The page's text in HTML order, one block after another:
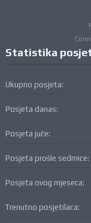
Statistika
Ukupno posjeta:
Posjeta danas:
Posjeta juče:
Posjeta prošle sedmice:
Posjeta ovog mjeseca:
Trenutno posjetilaca: